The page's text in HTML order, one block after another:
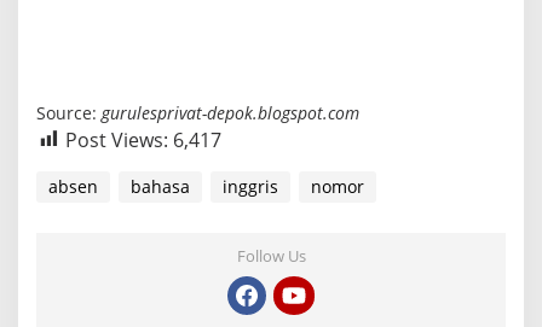
Source: gurulesprivat-depok.blogspot.com
Post Views: 6,417
absen bahasa inggris nomor
Follow Us